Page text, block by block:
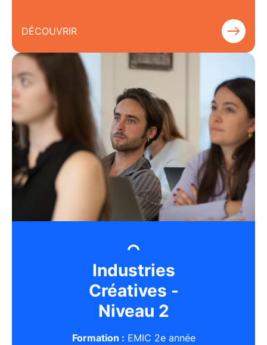
DÉCOUVRIR
Industries
Créatives -
Niveau 2
Formation : EMIC 2e année